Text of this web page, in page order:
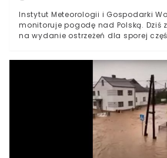
Instytut Meteorologii i Gospodarki
monitoruje pogodę nad Polską. Dziś
na wydanie ostrzeżeń dla sporej
zostać w domu.Wszyscy liczący na
weekendu pożegna nas piękną
zasmuceni tym, co zobaczą za
również to, by być pewnym, że w
alercie nie grozi nam
niebezpieczeństwo.Bagatelizowanie
związanych z pogodą może
skutki. Tym bardziej, iż eksperci
najbliższe godziny nie będą